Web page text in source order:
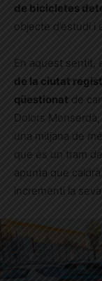
de bicicletes
objecte d’estudi i
En aquest sentit,
de la ciutat
qüestionat de
Dolors
una mitjana de
que és un tram de
apunta que
incrementi la